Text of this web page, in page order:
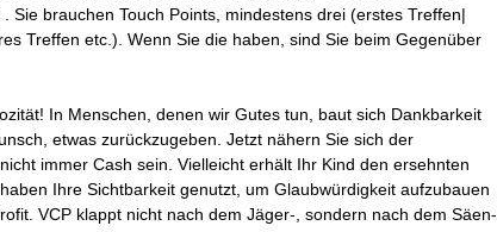
Sie brauchen Touch Points, mindestens drei (erstes Treffen|
Treffen etc.). Wenn Sie die haben, sind Sie beim Gegenüber
In Menschen, denen wir Gutes tun, baut sich Dankbarkeit
etwas zurückzugeben. Jetzt nähern Sie sich der
immer Cash sein. Vielleicht erhält Ihr Kind den ersehnten
Ihre Sichtbarkeit genutzt, um Glaubwürdigkeit aufzubauen
VCP klappt nicht nach dem Jäger-, sondern nach dem Säen-